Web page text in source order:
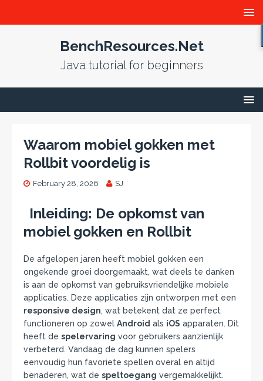
BenchResources.Net
Java tutorial for beginners
Waarom mobiel gokken met
Rollbit voordelig is
February 28, 2026 SJ
Inleiding: De opkomst van
mobiel gokken en Rollbit
De afgelopen jaren heeft mobiel gokken een
ongekende groei doorgemaakt, wat deels te danken
is aan de opkomst van gebruiksvriendelijke mobiele
applicaties. Deze applicaties zijn ontworpen met een
responsive design, wat betekent dat ze perfect
functioneren op zowel Android als iOS apparaten. Dit
heeft de spelervaring voor gebruikers aanzienlijk
verbeterd. Vandaag de dag kunnen spelers
eenvoudig hun favoriete spellen overal en altijd
benaderen, wat de speltoegang vergemakkelijkt.